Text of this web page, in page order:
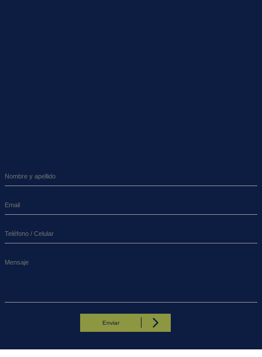
Enviar